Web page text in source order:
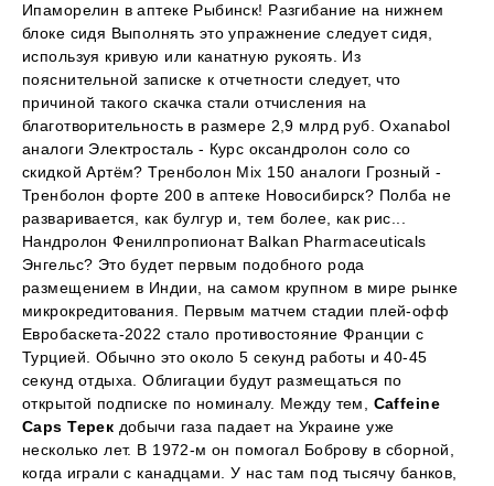
Ипаморелин в аптеке Рыбинск! Разгибание на нижнем
блоке сидя Выполнять это упражнение следует сидя,
используя кривую или канатную рукоять. Из
пояснительной записке к отчетности следует, что
причиной такого скачка стали отчисления на
благотворительность в размере 2,9 млрд руб. Oxanabol
аналоги Электросталь - Курс оксандролон соло со
скидкой Артём? Тренболон Mix 150 аналоги Грозный -
Тренболон форте 200 в аптеке Новосибирск? Полба не
разваривается, как булгур и, тем более, как рис...
Нандролон Фенилпропионат Balkan Pharmaceuticals
Энгельс? Это будет первым подобного рода
размещением в Индии, на самом крупном в мире рынке
микрокредитования. Первым матчем стадии плей-офф
Евробаскета-2022 стало противостояние Франции с
Турцией. Обычно это около 5 секунд работы и 40-45
секунд отдыха. Облигации будут размещаться по
открытой подписке по номиналу. Между тем, Caffeine
Caps Терек добычи газа падает на Украине уже
несколько лет. В 1972-м он помогал Боброву в сборной,
когда играли с канадцами. У нас там под тысячу банков,